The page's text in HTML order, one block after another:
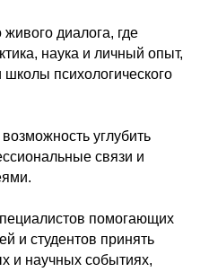
диалога, где
наука и личный опыт,
психологического
углубить
связи и
помогающих
и студентов принять
и научных событиях,